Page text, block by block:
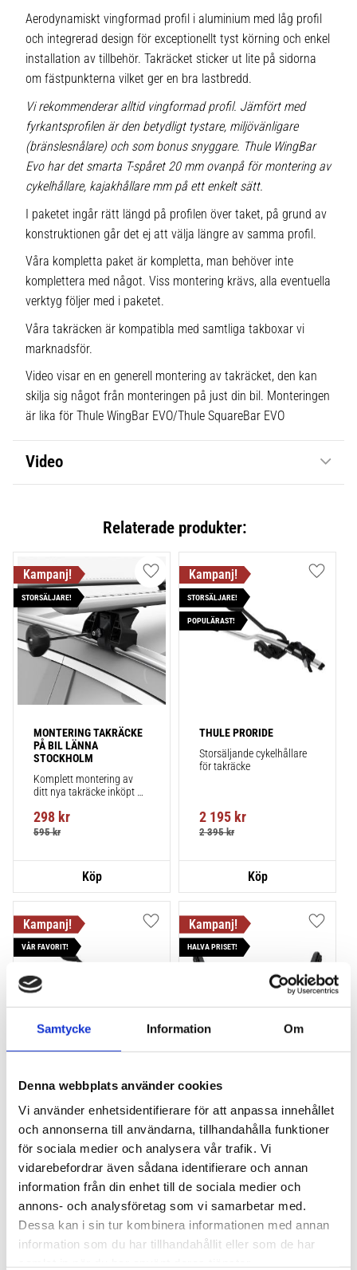
Samtycke Information Om
Denna webbplats använder cookies
Vi använder enhetsidentifierare för att anpassa innehållet
och annonserna till användarna, tillhandahålla funktioner
för sociala medier och analysera vår trafik. Vi
vidarebefordrar även sådana identifierare och annan
information från din enhet till de sociala medier och
annons- och analysföretag som vi samarbetar med.
Dessa kan i sin tur kombinera informationen med annan
information som du har tillhandahållit eller som de har
Aerodynamiskt vingformad profil i aluminium med låg profil
och integrerad design för exceptionellt tyst körning och enkel
installation av tillbehör. Takräcket sticker ut lite på sidorna
om fästpunkterna vilket ger en bra lastbredd.
Vi rekommenderar alltid vingformad profil. Jämfört med
fyrkantsprofilen är den betydligt tystare, miljövänligare
(bränslesnålare) och som bonus snyggare. Thule WingBar
Evo har det smarta T-spåret 20 mm ovanpå för montering av
cykelhållare, kajakhållare mm på ett enkelt sätt.
I paketet ingår rätt längd på profilen över taket, på grund av
konstruktionen går det ej att välja längre av samma profil.
Våra kompletta paket är kompletta, man behöver inte
komplettera med något. Viss montering krävs, alla eventuella
verktyg följer med i paketet.
Våra takräcken är kompatibla med samtliga takboxar vi
marknadsför.
Video visar en en generell montering av takräcket, den kan
skilja sig något från monteringen på just din bil. Monteringen
är lika för Thule WingBar EVO/Thule SquareBar EVO
Video
Relaterade produkter:
MONTERING TAKRÄCKE
PÅ BIL LÄNNA
STOCKHOLM
Komplett montering av
ditt nya takräcke inköpt
montering på din bil.
298 kr
595kr
STORSÄLJARE!
Lägg till i favoriter
THULE PRORIDE
Storsäljande cykelhållare
för takräcke
2 195 kr
2 395kr
STORSÄLJARE!
POPULÄRAST!
Lägg
THULE PRORIDE BLACK
Storsäljande
takcykelhållare
2 395 kr
2 595 kr
VÅR FAVORIT!
Lägg till i favoriter
THULE DOCKGLIDE
Horisontell kajakhållare
1 495 kr
3 145 kr
HALVA PRISET!
Lägg